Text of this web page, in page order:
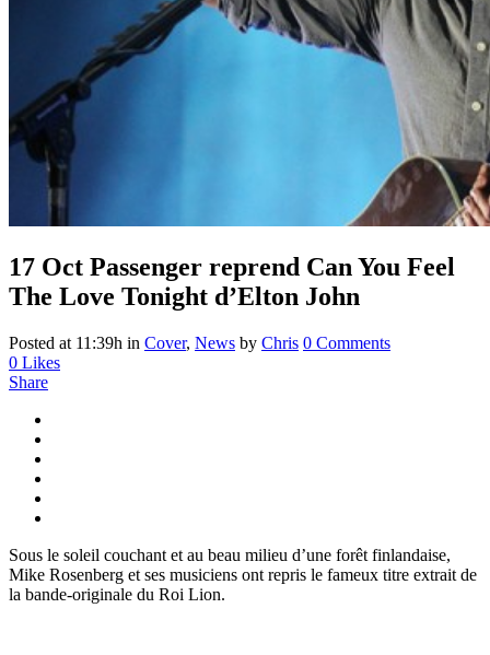
17 Oct Passenger reprend Can You Feel
The Love Tonight d’Elton John
Posted at 11:39h in Cover, News by Chris 0 Comments
0 Likes
Share
Sous le soleil couchant et au beau milieu d’une forêt finlandaise,
Mike Rosenberg et ses musiciens ont repris le fameux titre extrait de
la bande-originale du Roi Lion.